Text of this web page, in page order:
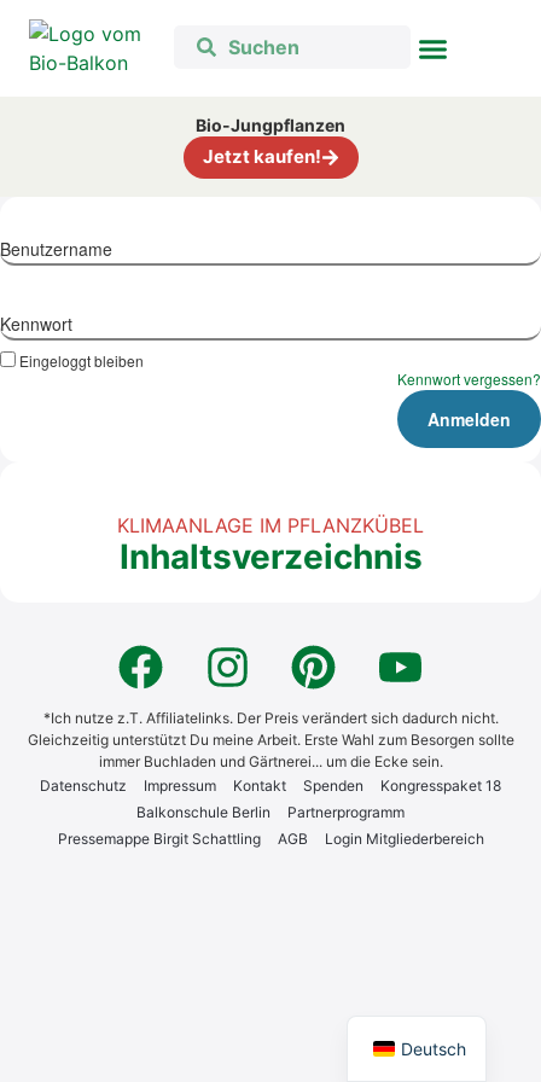
Bio-Jungpflanzen
Jetzt kaufen!
KLIMAANLAGE IM PFLANZKÜBEL
Inhaltsverzeichnis
Benutzername
Kennwort
Eingeloggt bleiben
Kennwort vergessen?
*Ich nutze z.T. Affiliatelinks. Der Preis verändert sich dadurch nicht.
Gleichzeitig unterstützt Du meine Arbeit. Erste Wahl zum Besorgen sollte
immer Buchladen und Gärtnerei... um die Ecke sein.
Daten­schutz
Impres­sum Kon­takt Spen­den
Kon­gress­pa­ket 18
Bal­kon­schu­le Ber­lin
Part­ner­pro­gramm
Pres­se­map­pe Bir­git Schatt­ling
AGB Log­in Mit­glie­der­be­reich
Deutsch